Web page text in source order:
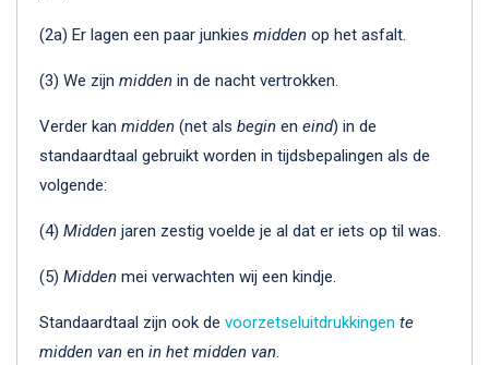
(2a) Er lagen een paar junkies midden op het asfalt.
(3) We zijn midden in de nacht vertrokken.
Verder kan midden (net als begin en eind) in de
standaardtaal gebruikt worden in tijdsbepalingen als de
volgende:
(4) Midden jaren zestig voelde je al dat er iets op til was.
(5) Midden mei verwachten wij een kindje.
Standaardtaal zijn ook de voorzetseluitdrukkingen te
midden van en in het midden van.